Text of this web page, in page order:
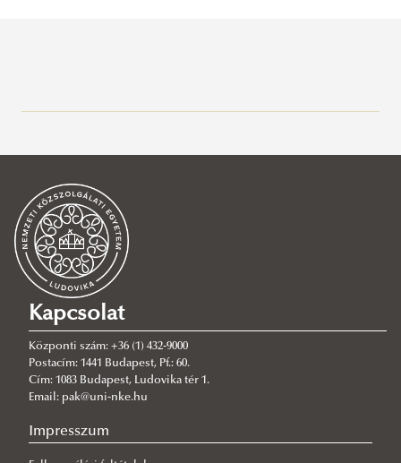
Kapcsolat
Központi szám: +36 (1) 432-9000
Postacím: 1441 Budapest, Pf.: 60.
Cím: 1083 Budapest, Ludovika tér 1.
Email: pak@uni-nke.hu
Impresszum